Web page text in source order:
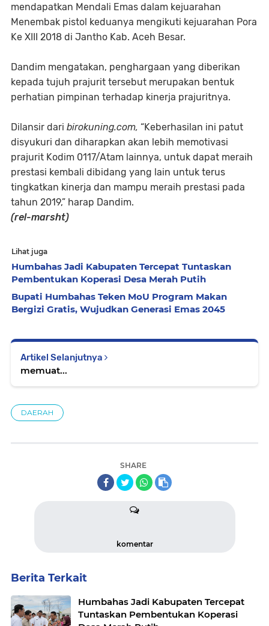
mendapatkan Mendali Emas dalam kejuarahan
Menembak pistol keduanya mengikuti kejuarahan Pora
Ke XIII 2018 di Jantho Kab. Aceh Besar.
Dandim mengatakan, penghargaan yang diberikan
kepada tujuh prajurit tersebut merupakan bentuk
perhatian pimpinan terhadap kinerja prajuritnya.
Dilansir dari birokuning.com, “Keberhasilan ini patut
disyukuri dan diharapkan akan lebih memotivasi
prajurit Kodim 0117/Atam lainnya, untuk dapat meraih
prestasi kembali dibidang yang lain untuk terus
tingkatkan kinerja dan mampu meraih prestasi pada
tahun 2019,” harap Dandim.
(rel-marsht)
Lihat juga
Humbahas Jadi Kabupaten Tercepat Tuntaskan
Pembentukan Koperasi Desa Merah Putih
Bupati Humbahas Teken MoU Program Makan
Bergizi Gratis, Wujudkan Generasi Emas 2045
Artikel Selanjutnya
memuat...
DAERAH
SHARE
komentar
Berita Terkait
Humbahas Jadi Kabupaten Tercepat
Tuntaskan Pembentukan Koperasi